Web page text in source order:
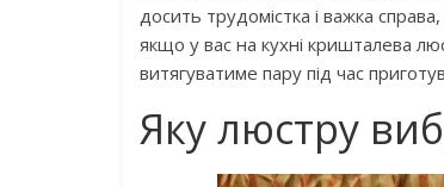
досить трудомістка і важка
якщо у вас на кухні кришталева
витягуватиме пару під час
Яку люстру